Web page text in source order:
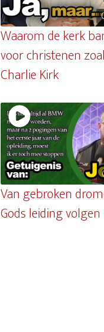
Waarom de kerk
voor christenen
Charlie Kirk
Van gebroken
Gods leiding volgen